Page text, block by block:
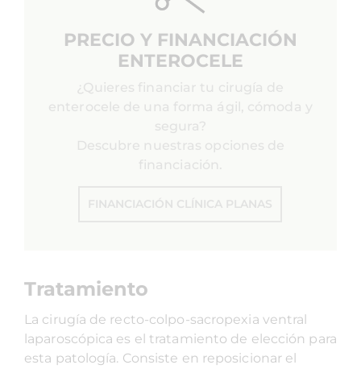
PRECIO Y FINANCIACIÓN
ENTEROCELE
¿Quieres financiar tu cirugía de
enterocele de una forma ágil, cómoda y
segura?
Descubre nuestras opciones de
financiación.
FINANCIACIÓN CLÍNICA PLANAS
Tratamiento
La cirugía de recto-colpo-sacropexia ventral
laparoscópica es el tratamiento de elección para
esta patología. Consiste en reposicionar el